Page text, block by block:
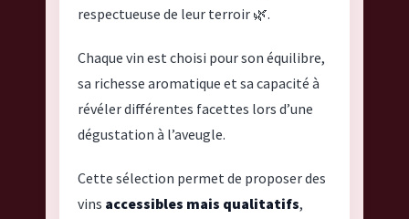
respectueuse de leur terroir 🌿.
Chaque vin est choisi pour son équilibre,
sa richesse aromatique et sa capacité à
révéler différentes facettes lors d’une
dégustation à l’aveugle.
Cette sélection permet de proposer des
vins accessibles mais qualitatifs,